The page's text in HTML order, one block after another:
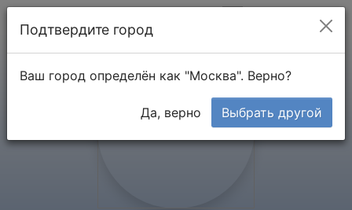
Подтвердите город
Ваш город определён как "Москва". Верно?
Да, верно Выбрать другой